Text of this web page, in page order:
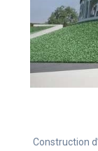
Construction